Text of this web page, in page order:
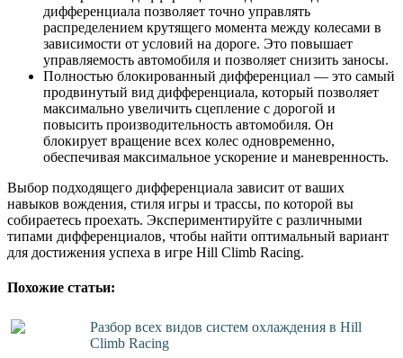
дифференциала позволяет точно управлять
распределением крутящего момента между колесами в
зависимости от условий на дороге. Это повышает
управляемость автомобиля и позволяет снизить заносы.
Полностью блокированный дифференциал — это самый
продвинутый вид дифференциала, который позволяет
максимально увеличить сцепление с дорогой и
повысить производительность автомобиля. Он
блокирует вращение всех колес одновременно,
обеспечивая максимальное ускорение и маневренность.
Выбор подходящего дифференциала зависит от ваших
навыков вождения, стиля игры и трассы, по которой вы
собираетесь проехать. Экспериментируйте с различными
типами дифференциалов, чтобы найти оптимальный вариант
для достижения успеха в игре Hill Climb Racing.
Похожие статьи:
Разбор всех видов систем охлаждения в Hill
Climb Racing